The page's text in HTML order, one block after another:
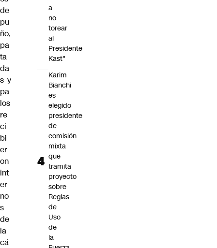
de
pu
ño,
pa
ta
da
s y
pa
los
re
ci
bi
er
on
int
er
no
s
de
la
cá
a
no
torear
al
Presidente
Kast"
Karim
Bianchi
es
elegido
presidente
de
comisión
mixta
que
tramita
proyecto
sobre
Reglas
de
Uso
de
la